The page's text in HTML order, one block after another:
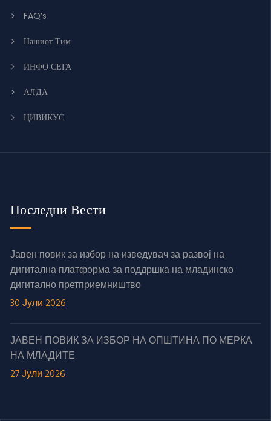
FAQ’s
Нашиот Тим
ИНФО СЕГА
АЛДА
ЦИВИКУС
Последни Вести
Јавен повик за избор на изведувач за развој на
дигитална платформа за поддршка на младинско
дигитално претприемништво
30 Јули 2026
ЈАВЕН ПОВИК ЗА ИЗБОР НА ОПШТИНА ПО МЕРКА
НА МЛАДИТЕ
27 Јули 2026